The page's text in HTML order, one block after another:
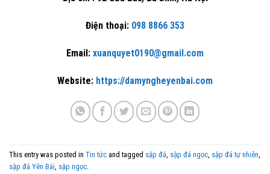
Điện thoại: 098 8866 353
Email: xuanquyet0190@gmail.com
Website: https://damyngheyenbai.com
This entry was posted in Tin tức and tagged sập đá, sập đá ngọc, sập đá tự nhiên,
sập đá Yên Bái, sập ngọc.